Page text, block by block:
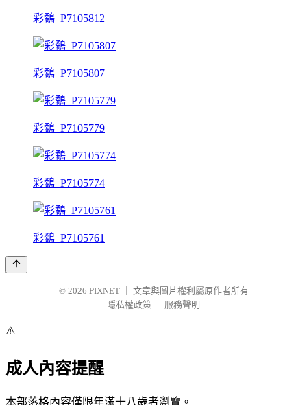
彩鷸_P7105812
彩鷸_P7105807
彩鷸_P7105779
彩鷸_P7105774
彩鷸_P7105761
© 2026 PIXNET
文章與圖片權利屬原作者所有
隱私權政策
服務聲明
⚠️
成人內容提醒
本部落格內容僅限年滿十八歲者瀏覽。